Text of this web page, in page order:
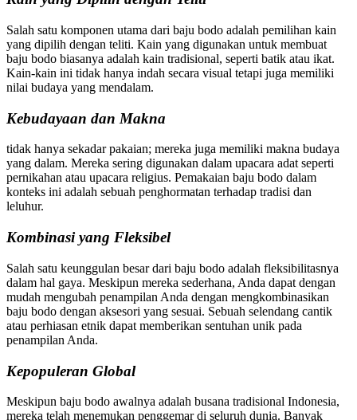
Salah satu komponen utama dari baju bodo adalah pemilihan kain
yang dipilih dengan teliti. Kain yang digunakan untuk membuat
baju bodo biasanya adalah kain tradisional, seperti batik atau ikat.
Kain-kain ini tidak hanya indah secara visual tetapi juga memiliki
nilai budaya yang mendalam.
Kebudayaan dan Makna
tidak hanya sekadar pakaian; mereka juga memiliki makna budaya
yang dalam. Mereka sering digunakan dalam upacara adat seperti
pernikahan atau upacara religius. Pemakaian baju bodo dalam
konteks ini adalah sebuah penghormatan terhadap tradisi dan
leluhur.
Kombinasi yang Fleksibel
Salah satu keunggulan besar dari baju bodo adalah fleksibilitasnya
dalam hal gaya. Meskipun mereka sederhana, Anda dapat dengan
mudah mengubah penampilan Anda dengan mengkombinasikan
baju bodo dengan aksesori yang sesuai. Sebuah selendang cantik
atau perhiasan etnik dapat memberikan sentuhan unik pada
penampilan Anda.
Kepopuleran Global
Meskipun baju bodo awalnya adalah busana tradisional Indonesia,
mereka telah menemukan penggemar di seluruh dunia. Banyak